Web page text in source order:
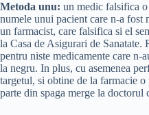
Metoda unu: un medic falsifica o
numele unui pacient care n-a fost
un farmacist, care falsifica si el
la Casa de Asigurari de Sanatate.
pentru niste medicamente care
la negru. In plus, cu asemenea
targetul, si obtine de la farmacie
parte din spaga merge la doctorul